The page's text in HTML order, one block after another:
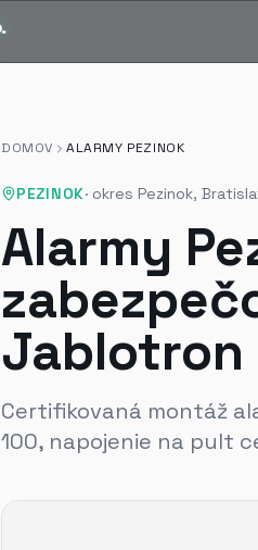
DOMOV ALARMY PEZINOK
PEZINOK· okres Pezinok,
Alarmy
Jablotron
Certifikovaná montáž
100, napojenie na pult